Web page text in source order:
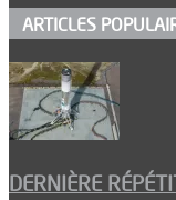
ARTICLES
DERNIÈRE